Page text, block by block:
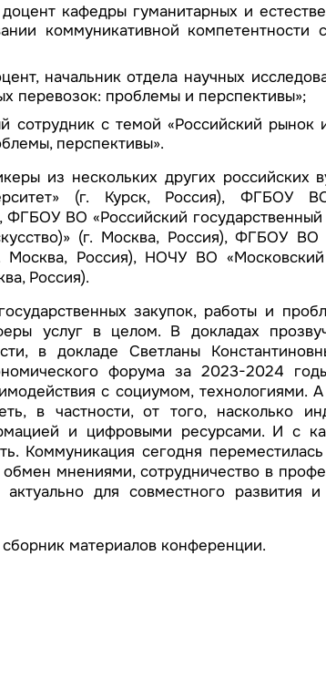
кафедры гуманитарных и
коммуникативной компетентности
начальник отдела научных
перевозок: проблемы и перспективы»;
сотрудник с темой «Российский рынок
перспективы».
из нескольких других российских
(г. Курск, Россия), ФГБОУ
ФГБОУ ВО «Российский
(г. Москва, Россия), ФГБОУ ВО
Москва, Россия), НОЧУ ВО
Россия).
закупок, работы и
услуг в целом. В докладах
в докладе Светланы
форума за 2023-2024
с социумом, технологиями.
в частности, от того, насколько
и цифровыми ресурсами. И с
Коммуникация сегодня
мнениями, сотрудничество в
для совместного развития
материалов конференции.